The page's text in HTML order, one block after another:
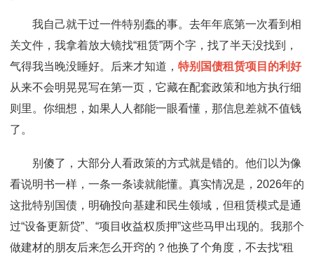
我自己就干过一件特别蠢的事。去年年底第一次看到相
关文件，我拿着放大镜找“租赁”两个字，找了半天没找到，
气得我当晚没睡好。后来才知道， 特别国债租赁项目的利好
从来不会明晃晃写在第一页，它藏在配套政策和地方执行细
则里。你细想，如果人人都能一眼看懂，那信息差就不值钱
了。
别傻了，大部分人看政策的方式就是错的。他们以为像
看说明书一样，一条一条读就能懂。真实情况是，2026年的
这批特别国债，明确投向基建和民生领域，但租赁模式是通
过“设备更新贷”、“项目收益权质押”这些马甲出现的。我那个
做建材的朋友后来怎么开窍的？他换了个角度，不去找“租